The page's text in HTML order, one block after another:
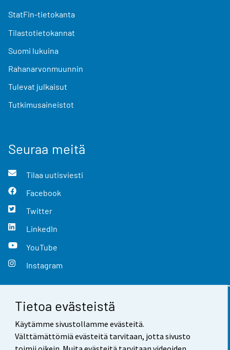
Tietoa evästeistä
Käytämme sivustollamme evästeitä.
Välttämättömiä evästeitä tarvitaan, jotta sivusto
StatFin-tietokanta
Tilastotietokannat
Suomi lukuina
Rahanarvonmuunnin
Tulevat julkaisut
Tutkimusaineistot
Seuraa meitä
Tilaa uutisviesti
Facebook
Twitter
LinkedIn
YouTube
Instagram
Yhteystiedot
Palaute